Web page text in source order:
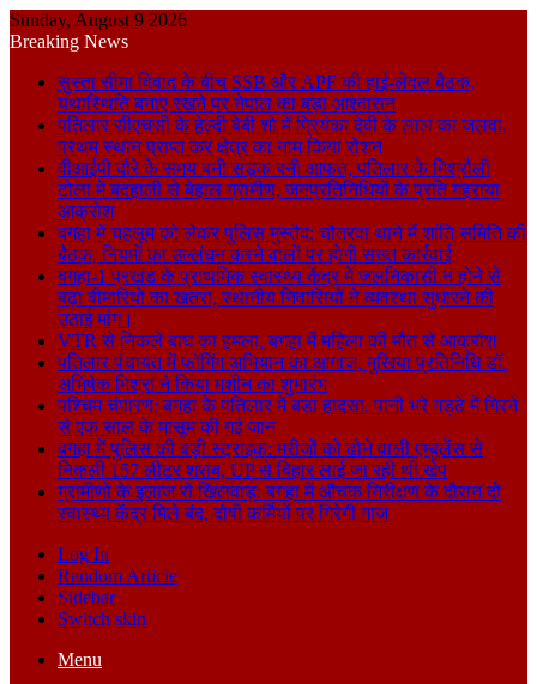
Sunday, August 9 2026
Breaking News
सुस्ता सीमा विवाद के बीच SSB और APF की हाई-लेवल बैठक,
यथास्थिति बनाए रखने पर नेपाल का बड़ा आश्वासन
पतिलार सीएचसी के हेल्दी बेबी शो में प्रियंका देवी के लाल का जलवा,
प्रथम स्थान प्राप्त कर क्षेत्र का नाम किया रोशन
वीआईपी दौरे के समय बनी सड़क बनी आफत, पतिलार के मिश्रौली
टोला में बदहाली से बेहाल ग्रामीण, जनप्रतिनिधियों के प्रति गहराया
आक्रोश
बगहा में चहलूम को लेकर पुलिस मुस्तैद: चौतरवा थाने में शांति समिति की
बैठक, नियमों का उल्लंघन करने वालों पर होगी सख्त कार्रवाई
बगहा-1 प्रखंड के प्राथमिक स्वास्थ्य केंद्र में जलनिकासी न होने से
बढ़ा बीमारियों का खतरा, स्थानीय निवासियों ने व्यवस्था सुधारने की
उठाई मांग।
VTR से निकले बाघ का हमला, बगहा में महिला की मौत से आक्रोश
पतिलार पंचायत में फॉगिंग अभियान का आगाज, मुखिया प्रतिनिधि डॉ.
अभिषेक मिश्रा ने किया मशीन का शुभारंभ
पश्चिम चंपारण: बगहा के पतिलार में बड़ा हादसा, पानी भरे गड्ढे में गिरने
से एक साल के मासूम की गई जान
बगहा में पुलिस की बड़ी स्ट्राइक: मरीजों को ढोने वाली एम्बुलेंस से
निकली 157 लीटर शराब, UP से बिहार लाई जा रही थी खेप
ग्रामीणों के इलाज से खिलवाड़: बगहा में औचक निरीक्षण के दौरान दो
स्वास्थ्य केंद्र मिले बंद, दोषी कर्मियों पर गिरेगी गाज
Log In
Random Article
Sidebar
Switch skin
Menu